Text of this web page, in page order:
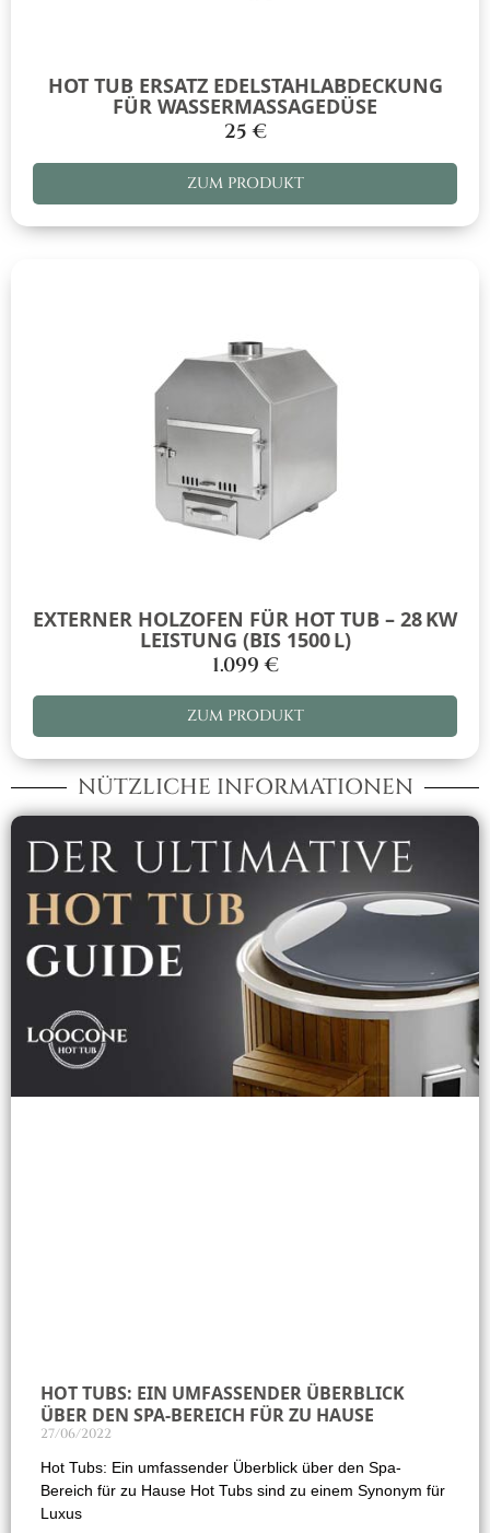
HOT TUB ERSATZ EDELSTAHLABDECKUNG
FÜR WASSERMASSAGEDÜSE
25€
ZUM PRODUKT
EXTERNER HOLZOFEN FÜR HOT TUB – 28 KW
LEISTUNG (BIS 1500 L)
1.099€
ZUM PRODUKT
NÜTZLICHE INFORMATIONEN
HOT TUBS: EIN UMFASSENDER ÜBERBLICK
ÜBER DEN SPA-BEREICH FÜR ZU HAUSE
27/06/2022
Hot Tubs: Ein umfassender Überblick über den Spa-
Bereich für zu Hause Hot Tubs sind zu einem Synonym für
Luxus